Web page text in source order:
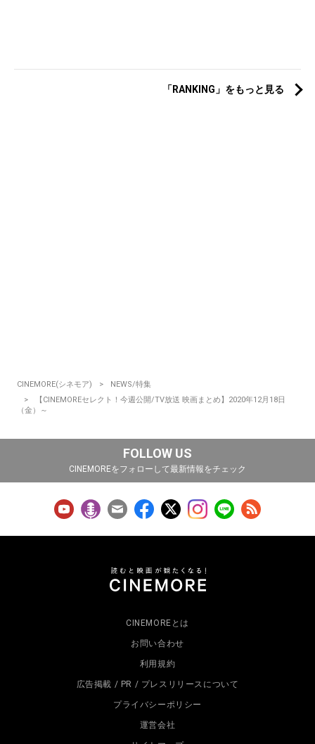
「RANKING」をもっと見る
CINEMORE(シネモア)
NEWS/特集
【CINEMOREセレクト！今週公開/TV放送 映画まとめ】2020年12月18日
（金）～
FOLLOW US
CINEMOREをフォローして最新情報をチェック
CINEMOREとは
お問い合わせ
利用規約
広告掲載 / PR / プレスリリースについて
プライバシーポリシー
運営会社